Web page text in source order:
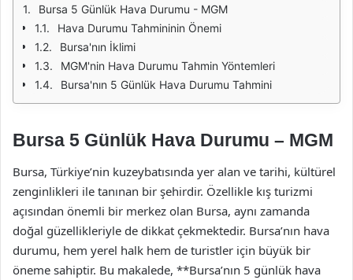
Bursa 5 Günlük Hava Durumu - MGM
Hava Durumu Tahmininin Önemi
Bursa'nın İklimi
MGM'nin Hava Durumu Tahmin Yöntemleri
Bursa'nın 5 Günlük Hava Durumu Tahmini
Bursa 5 Günlük Hava Durumu – MGM
Bursa, Türkiye’nin kuzeybatısında yer alan ve tarihi, kültürel
zenginlikleri ile tanınan bir şehirdir. Özellikle kış turizmi
açısından önemli bir merkez olan Bursa, aynı zamanda
doğal güzellikleriyle de dikkat çekmektedir. Bursa’nın hava
durumu, hem yerel halk hem de turistler için büyük bir
öneme sahiptir. Bu makalede, **Bursa’nın 5 günlük hava